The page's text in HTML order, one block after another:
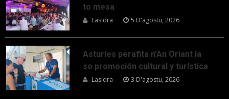
to mesa
Lasidra 5 D'agostu, 2026
Asturies perafita n’An Oriant la
so promoción cultural y turística
Lasidra 3 D'agostu, 2026